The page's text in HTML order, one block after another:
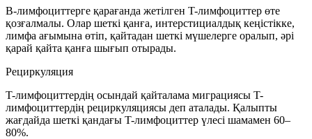
B-лимфоциттерге қарағанда жетілген T-лимфоциттер өте
қозғалмалы. Олар шеткі қанға, интерстициалдық кеңістікке,
лимфа ағымына өтіп, қайтадан шеткі мүшелерге оралып, әрі
қарай қайта қанға шығып отырады.
Рециркуляция
T-лимфоциттердің осындай қайталама миграциясы T-
лимфоциттердің рециркуляциясы деп аталады. Қалыпты
жағдайда шеткі қандағы T-лимфоциттер үлесі шамамен 60–
80%.